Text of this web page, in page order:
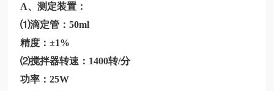
A、测定装置：
⑴滴定管：50ml
精度：±1%
⑵搅拌器转速：1400转/分
功率：25W